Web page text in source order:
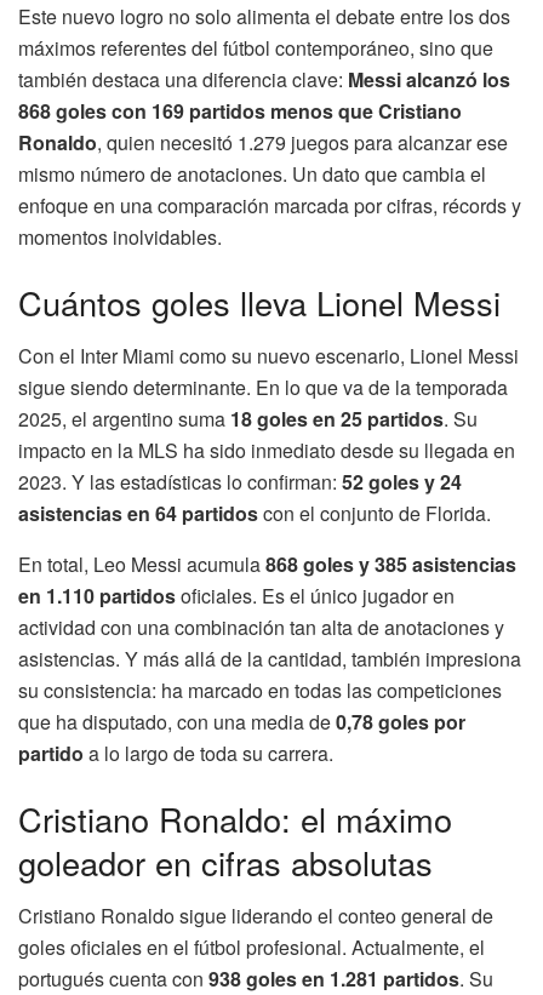
Este nuevo logro no solo alimenta el debate entre los dos
máximos referentes del fútbol contemporáneo, sino que
también destaca una diferencia clave: Messi alcanzó los
868 goles con 169 partidos menos que Cristiano
Ronaldo, quien necesitó 1.279 juegos para alcanzar ese
mismo número de anotaciones. Un dato que cambia el
enfoque en una comparación marcada por cifras, récords y
momentos inolvidables.
Cuántos goles lleva Lionel Messi
Con el Inter Miami como su nuevo escenario, Lionel Messi
sigue siendo determinante. En lo que va de la temporada
2025, el argentino suma 18 goles en 25 partidos. Su
impacto en la MLS ha sido inmediato desde su llegada en
2023. Y las estadísticas lo confirman: 52 goles y 24
asistencias en 64 partidoscon el conjunto de Florida.
En total, Leo Messi acumula868 goles y 385 asistencias
en 1.110 partidosoficiales. Es el único jugador en
actividad con una combinación tan alta de anotaciones y
asistencias. Y más allá de la cantidad, también impresiona
su consistencia: ha marcado en todas las competiciones
que ha disputado, con una media de0,78 goles por
partido a lo largo de toda su carrera.
Cristiano Ronaldo: el máximo
goleador en cifras absolutas
Cristiano Ronaldo sigue liderando el conteo general de
goles oficiales en el fútbol profesional. Actualmente, el
portugués cuenta con 938 goles en 1.281 partidos. Su